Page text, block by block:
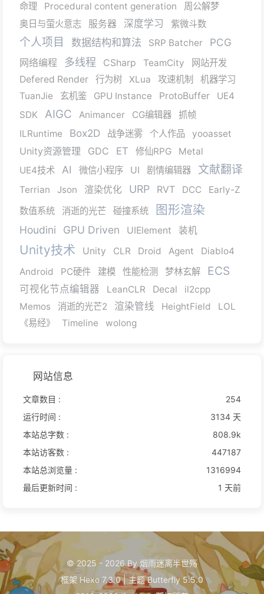
命理 Procedural content generation
周公解梦
奥日与萤火意志
服务器 深度学习 紫微斗数
个人项目 数据结构和算法 SRP Batcher PCG
网络编程 多线程 CSharp TeamCity
网站开发
Defered Render
行为树 XLua 攻速机制
机器学习
TuanJie
玄机鉴 GPU Instance ProtoBuffer
UE4
SDK
AIGC Animancer CG编辑器
抓帧
ILRuntime
Box2D 战争迷雾 个人作品 yooasset
Unity资源管理 GDC ET 修仙RPG
Metal
UE4技术
AI 微信小程序 UI 剧情编辑器 文献翻译
Terrian Json 渲染优化 URP RVT DCC
Early-Z
数值系统
消逝的光芒 碰撞系统 图形渲染
Houdini GPU Driven UIElement 装机
Unity技术 Unity CLR Droid Agent
Diablo4
Android
PC硬件 建模 性能检测 梦林玄解 ECS
可视化节点编辑器 LeanCLR Decal
il2cpp
Memos
消逝的光芒2 渲染管线 HeightField
LOL
《易经》
Timeline wolong
网站信息
文章数目 :
254
运行时间 :
3134 天
本站总字数 :
808.9k
本站访客数 :
447187
本站总浏览量 :
1316994
最后更新时间 :
1 天前
© 2025 - 2026 By 烟雨迷离半世殇
框架 Hexo 7.3.0 | 主题Butterfly 5.5.0